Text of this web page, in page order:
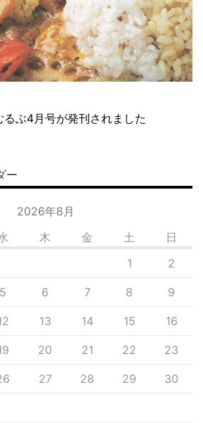
ぶ4月号が発刊されました
ー
2026年8月
木 金 土 日
1 2
5 6 7 8 9
13 14 15 16
20 21 22 23
27 28 29 30